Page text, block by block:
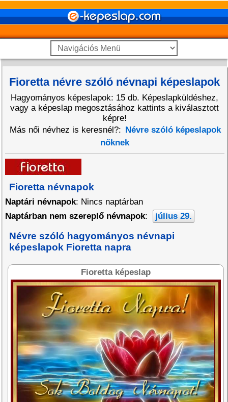
Fioretta névre szóló névnapi képeslapok
Hagyományos képeslapok: 15 db. Képeslapküldéshez,
vagy a képeslap megosztásához kattints a kiválasztott
képre!
Más női névhez is keresnél?: Névre szóló képeslapok
nőknek
Fioretta névnapok
Naptári névnapok: Nincs naptárban
Naptárban nem szereplő névnapok: július 29.
Névre szóló hagyományos névnapi
képeslapok Fioretta napra
Fioretta képeslap